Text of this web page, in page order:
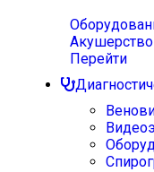
Акушерство
Перейти